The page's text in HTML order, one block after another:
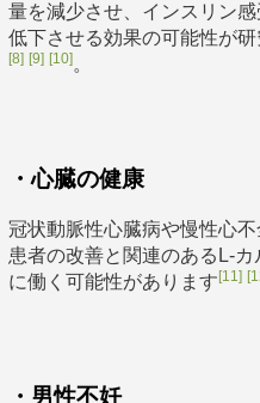
量を減少させ、インスリン
低下させる効果の可能性が
[8] [9] [10]。
・心臓の健康
冠状動脈性心臓病や慢性心
患者の改善と関連のあるL-
に働く可能性があります [11]
・男性不妊